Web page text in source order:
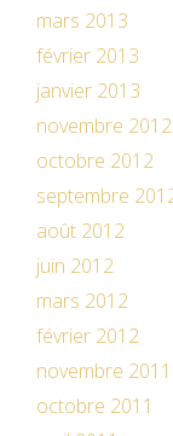
mars 2013
février 2013
janvier 2013
novembre 2012
octobre 2012
septembre
août 2012
juin 2012
mars 2012
février 2012
novembre 2011
octobre 2011